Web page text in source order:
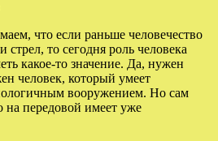
что если раньше человечество
стрел, то сегодня роль человека
какое-то значение. Да, нужен
человек, который умеет
вооружением. Но сам
на передовой имеет уже